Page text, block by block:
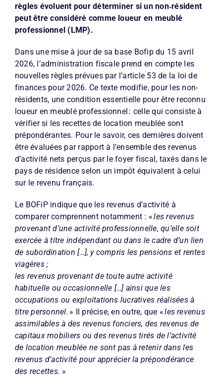
règles évoluent pour déterminer si un non‑résident
peut être considéré comme loueur en meublé
professionnel (LMP).
Dans une mise à jour de sa base Bofip du 15 avril
2026, l’administration fiscale prend en compte les
nouvelles règles prévues par l’article 53 de la loi de
finances pour 2026. Ce texte modifie, pour les non-
résidents, une condition essentielle pour être reconnu
loueur en meublé professionnel : celle qui consiste à
vérifier si les recettes de location meublée sont
prépondérantes. Pour le savoir, ces dernières doivent
être évaluées par rapport à l’ensemble des revenus
d’activité nets perçus par le foyer fiscal, taxés dans le
pays de résidence selon un impôt équivalent à celui
sur le revenu français.
Le BOFiP indique que les revenus d’activité à
comparer comprennent notamment : «les revenus
provenant d’une activité professionnelle, qu’elle soit
exercée à titre indépendant ou dans le cadre d’un lien
de subordination […], y compris les pensions et rentes
viagères ;
les revenus provenant de toute autre activité
habituelle ou occasionnelle […] ainsi que les
occupations ou exploitations lucratives réalisées à
titre personnel. » Il précise, en outre, que «les revenus
assimilables à des revenus fonciers, des revenus de
capitaux mobiliers ou des revenus tirés de l’activité
de location meublée ne sont pas à retenir dans les
revenus d’activité pour apprécier la prépondérance
des recettes. »